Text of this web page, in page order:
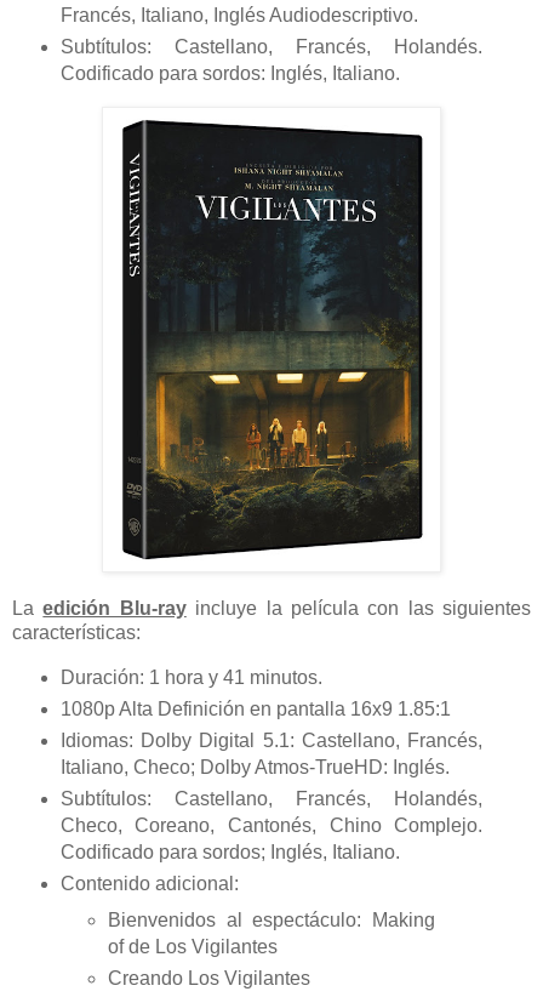
Francés, Italiano, Inglés Audiodescriptivo.
Subtítulos: Castellano, Francés, Holandés.
Codificado para sordos: Inglés, Italiano.
Laedición Blu-rayincluye la película con las siguientes
características:
Duración: 1 hora y 41 minutos.
1080p Alta Definición en pantalla 16x9 1.85:1
Idiomas: Dolby Digital 5.1: Castellano, Francés,
Italiano, Checo; Dolby Atmos-TrueHD: Inglés.
Subtítulos: Castellano, Francés, Holandés,
Checo, Coreano, Cantonés, Chino Complejo.
Codificado para sordos; Inglés, Italiano.
Contenido adicional:
Bienvenidos al espectáculo: Making
of de Los Vigilantes
Creando Los Vigilantes